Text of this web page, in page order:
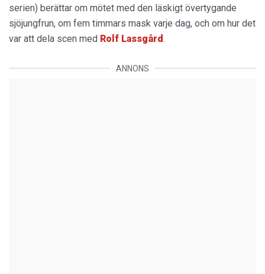
serien) berättar om mötet med den läskigt övertygande
sjöjungfrun, om fem timmars mask varje dag, och om hur det
var att dela scen med Rolf Lassgård.
ANNONS